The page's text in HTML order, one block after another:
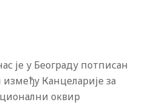
је у Београду потписан
Канцеларије за
оквир